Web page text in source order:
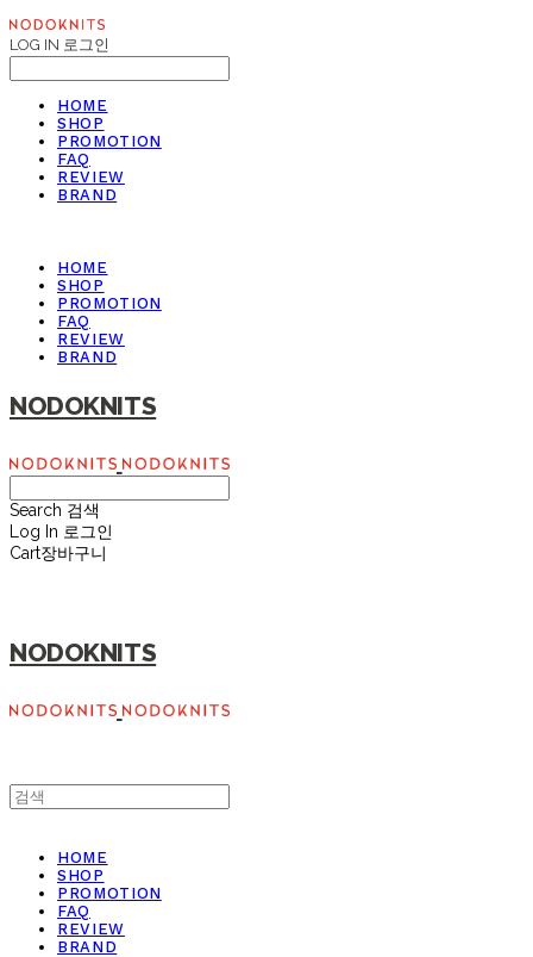
LOG IN 로그인
HOME
SHOP
PROMOTION
FAQ
REVIEW
BRAND
HOME
SHOP
PROMOTION
FAQ
REVIEW
BRAND
NODOKNITS
Search 검색
Log In 로그인
Cart장바구니
NODOKNITS
HOME
SHOP
PROMOTION
FAQ
REVIEW
BRAND